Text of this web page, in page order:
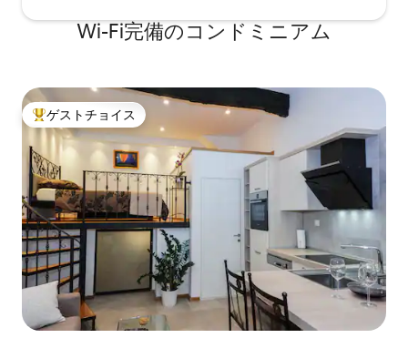
Wi-Fi完備のコンドミニアム
大好評のゲストチョイスです。
ゲストチョイス